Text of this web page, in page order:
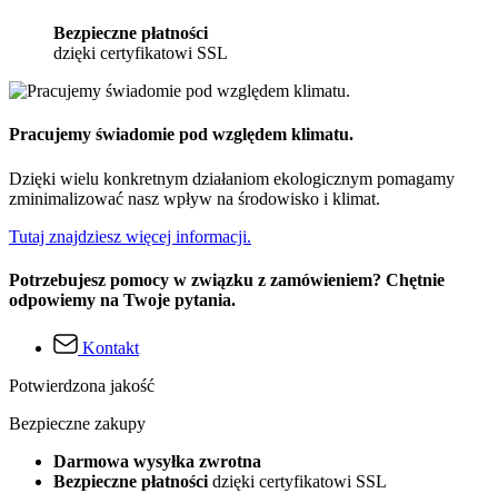
Bezpieczne płatności
dzięki certyfikatowi SSL
Pracujemy świadomie pod względem klimatu.
Dzięki wielu konkretnym działaniom ekologicznym pomagamy
zminimalizować nasz wpływ na środowisko i klimat.
Tutaj znajdziesz więcej informacji.
Potrzebujesz pomocy w związku z zamówieniem? Chętnie
odpowiemy na Twoje pytania.
Kontakt
Potwierdzona jakość
Bezpieczne zakupy
Darmowa wysyłka zwrotna
Bezpieczne płatności dzięki certyfikatowi SSL